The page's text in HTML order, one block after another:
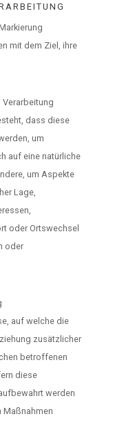
mit dem Ziel, ihre
dass diese
um
auf eine natürliche
um Aspekte
Lage,
oder Ortswechsel
oder
auf welche die
zusätzlicher
betroffenen
diese
werden